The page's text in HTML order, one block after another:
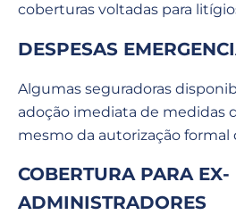
coberturas voltadas para
DESPESAS
Algumas seguradoras
adoção imediata de medidas
mesmo da autorização formal
COBERTURA PARA EX-
ADMINISTRADORES